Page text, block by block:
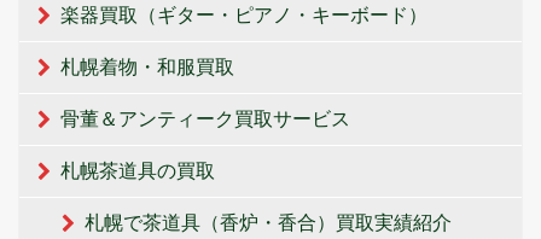
楽器買取（ギター・ピアノ・キーボード）
札幌着物・和服買取
骨董＆アンティーク買取サービス
札幌茶道具の買取
札幌で茶道具（香炉・香合）買取実績紹介